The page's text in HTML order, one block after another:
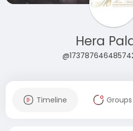
Hera
Timeline Groups